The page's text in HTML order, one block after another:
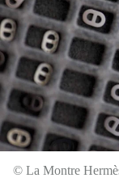
© La Montre